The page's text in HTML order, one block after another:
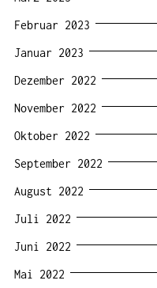
Februar 2023
Januar 2023
Dezember 2022
November 2022
Oktober 2022
September 2022
August 2022
Juli 2022
Juni 2022
Mai 2022